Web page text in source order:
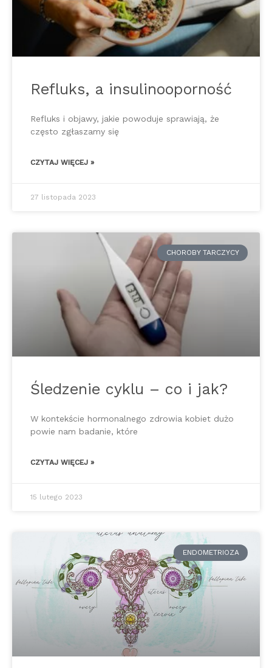
Refluks, a insulinooporność
Refluks i objawy, jakie powoduje sprawiają, że
często zgłaszamy się
CZYTAJ WIĘCEJ »
27 listopada 2023
CHOROBY TARCZYCY
Śledzenie cyklu – co i jak?
W kontekście hormonalnego zdrowia kobiet dużo
powie nam badanie, które
CZYTAJ WIĘCEJ »
15 lutego 2023
ENDOMETRIOZA